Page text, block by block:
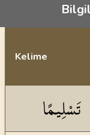
Kelime
تَسْلِيمًا